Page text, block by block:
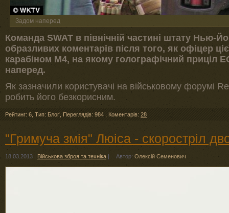
Задом наперед
Команда SWAT в північній частині штату Нью-
образливих коментарів після того, як офіцер
карабіном М4, на якому голографічний приціл
наперед.
Як зазначили користувачі на військовому форумі
робить його безкорисним.
Рейтинг: 6 Тип: Блоґ Переглядів: 984 Коментарів: 28
"Гримуча змія" Люіса - скоростріл
18.03.2013 | Військова зброя та техніка | Автор: Олексій Семенович